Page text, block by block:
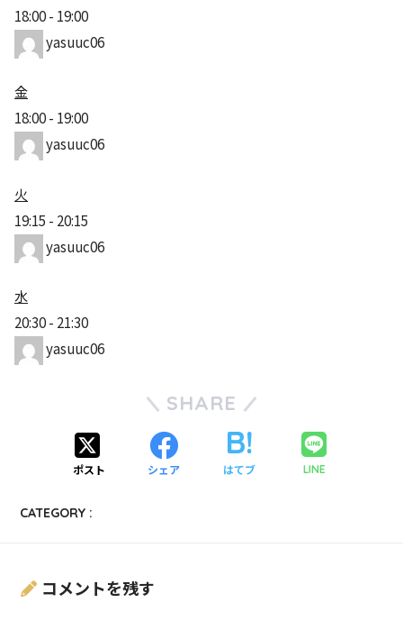
18:00- 19:00
yasuuc06
金
18:00- 19:00
yasuuc06
火
19:15 - 20:15
yasuuc06
水
20:30- 21:30
yasuuc06
SHARE
ポスト シェア はてブ LINE
CATEGORY :
コメントを残す